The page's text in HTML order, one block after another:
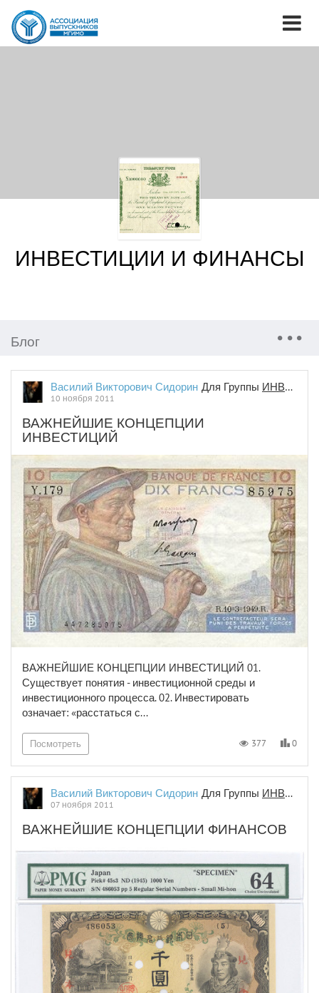
ИНВЕСТИЦИИ И ФИНАНСЫ
Блог
Василий Викторович Сидорин
10 ноября 2011
Для Группы ИНВЕСТИЦИИ И ФИНАНСЫ
ВАЖНЕЙШИЕ КОНЦЕПЦИИ
ИНВЕСТИЦИЙ
ВАЖНЕЙШИЕ КОНЦЕПЦИИ ИНВЕСТИЦИЙ 01.
Существует понятия - инвестиционной среды и
инвестиционного процесса. 02. Инвестировать
означает: «расстаться с...
Посмотреть 377 0
Василий Викторович Сидорин
07 ноября 2011
Для Группы ИНВЕСТИЦИИ И ФИНАНСЫ
ВАЖНЕЙШИЕ КОНЦЕПЦИИ ФИНАНСОВ